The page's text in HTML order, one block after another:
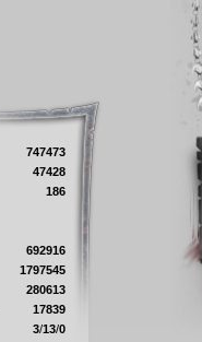
747473
47428
186
692916
1797545
280613
17839
3/13/0